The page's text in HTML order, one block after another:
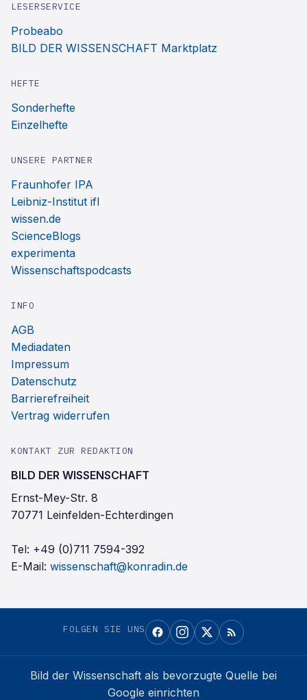
LESERSERVICE
Probeabo
BILD DER WISSENSCHAFT Marktplatz
HEFTE
Sonderhefte
Einzelhefte
UNSERE PARTNER
Fraunhofer IPA
Leibniz-Institut ifl
wissen.de
ScienceBlogs
experimenta
Wissenschaftspodcasts
INFO
AGB
Mediadaten
Impressum
Datenschutz
Barrierefreiheit
Vertrag widerrufen
KONTAKT ZUR REDAKTION
BILD DER WISSENSCHAFT
Ernst-Mey-Str. 8
70771 Leinfelden-Echterdingen
Tel: +49 (0)711 7594-392
E-Mail: wissenschaft@konradin.de
FOLGEN SIE UNS
Bild der Wissenschaft als bevorzugte Quelle bei
Google einrichten